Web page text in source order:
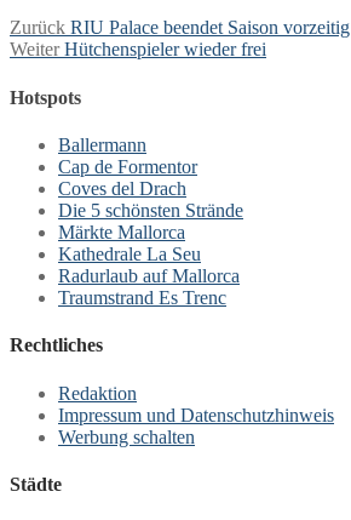
Beitragsnavigation
Zurück Vorheriger
Beitrag:
RIU Palace beendet Saison vorzeitig
Weiter Nächster
Hütchenspieler wieder frei
Hotspots
Ballermann
Cap de Formentor
Coves del Drach
Die 5 schönsten Strände
Märkte Mallorca
Kathedrale La Seu
Radurlaub auf Mallorca
Traumstrand Es Trenc
Rechtliches
Redaktion
Impressum und Datenschutzhinweis
Werbung schalten
Städte